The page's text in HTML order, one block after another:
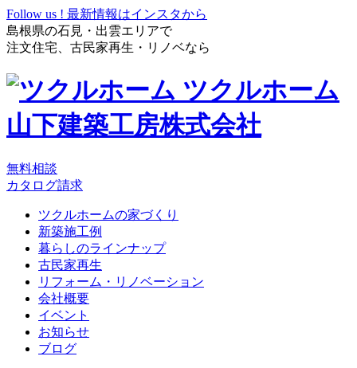
Follow us ! 最新情報はインスタから
島根県の石見・出雲エリアで
注文住宅、古民家再生・リノベなら
ツクルホーム
山下建築工房株式会社
無料相談
カタログ請求
ツクルホームの家づくり
新築施工例
暮らしのラインナップ
古民家再生
リフォーム・リノベーション
会社概要
イベント
お知らせ
ブログ